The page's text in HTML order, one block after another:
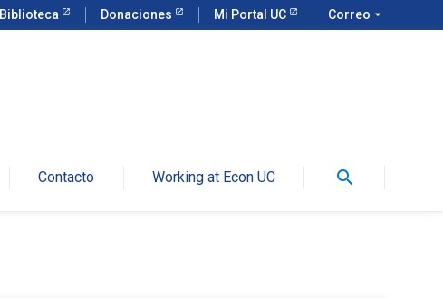
Biblioteca Donaciones Mi Portal UC Correo arrow_drop_down
Contacto Working at Econ UC search